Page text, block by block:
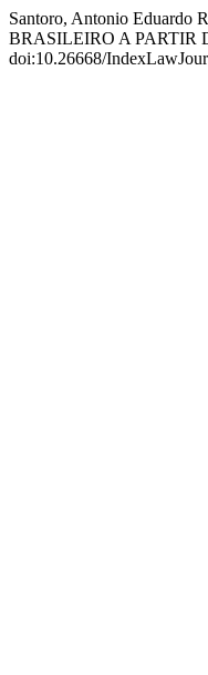
Santoro, Antonio
BRASILEIRO A PARTIR
doi:10.26668/